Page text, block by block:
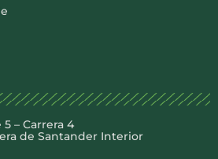
– Carrera 4
de Santander Interior